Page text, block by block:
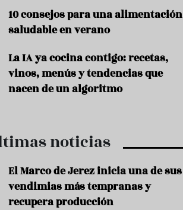
u
d
o
d
10 consejos para una alimentación
saludable en verano
La IA ya cocina contigo: recetas,
vinos, menús y tendencias que
nacen de un algoritmo
noticias
El Marco de Jerez inicia una de sus
vendimias más tempranas y
recupera producción